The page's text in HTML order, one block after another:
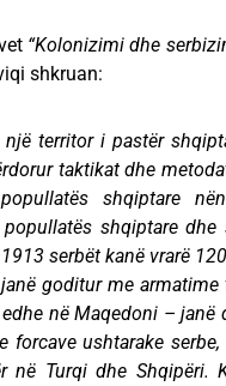
“Kolonizimi dhe
shkruan:
një territor i pastër
taktikat dhe
shqiptare
shqiptare
serbët kanë vrarë
goditur me
në Maqedoni – janë
forcave ushtarake
në Turqi dhe Shqipëri.